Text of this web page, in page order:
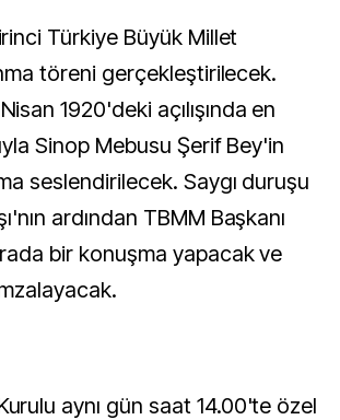
Türkiye Büyük Millet
töreni gerçekleştirilecek.
1920'deki açılışında en
Sinop Mebusu Şerif Bey'in
seslendirilecek. Saygı duruşu
ardından TBMM Başkanı
bir konuşma yapacak ve
aynı gün saat 14.00'te özel